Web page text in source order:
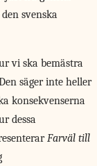
svenska
vi ska bemästra
säger inte heller
konsekvenserna
dessa
Farväl till